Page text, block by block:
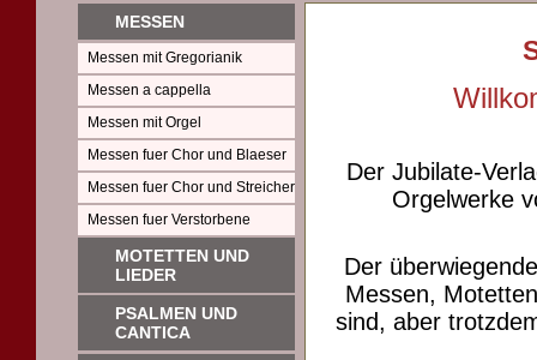
MESSEN
Messen mit Gregorianik
Messen a cappella
Messen mit Orgel
Messen fuer Chor und Blaeser
Messen fuer Chor und Streicher
Messen fuer Verstorbene
MOTETTEN UND
LIEDER
PSALMEN UND
CANTICA
Der Jubilate-
Orgelwerke
Der
Messen,
sind, aber